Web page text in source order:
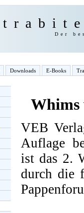
Der
Downloads E-Books
Whims
VEB
Auflage
ist das 2.
durch die